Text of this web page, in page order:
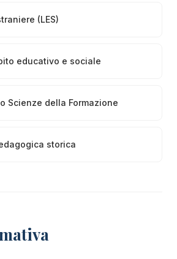
(LES)
educativo e sociale
Scienze della Formazione
storica